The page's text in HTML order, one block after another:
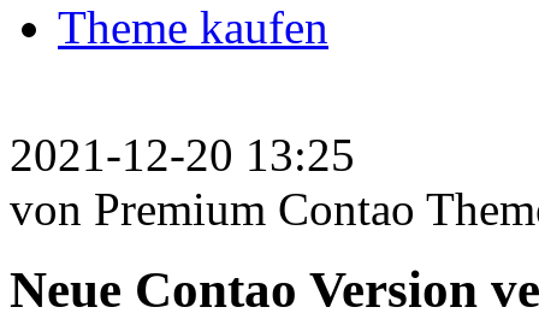
Theme kaufen
2021-12-20 13:25
von Premium Contao
Neue Contao Version